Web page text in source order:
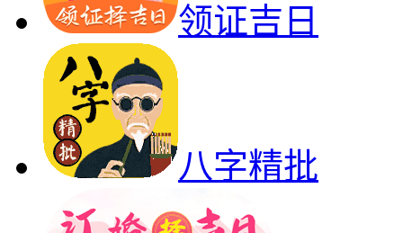
领证吉日
八字精批